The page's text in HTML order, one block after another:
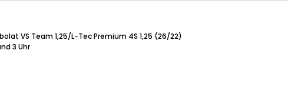
VS Team 1,25/L-Tec Premium 4S 1,25 (26/22)
3 Uhr